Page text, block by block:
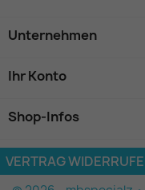
Unternehmen
Ihr Konto
Shop-Infos
VERTRAG